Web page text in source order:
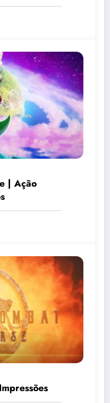
| Ação